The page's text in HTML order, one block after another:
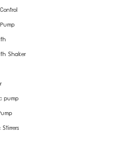
Shaker
pump